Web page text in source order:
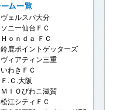
ヴェルスパ大分
ソニー仙台ＦＣ
Ｈｏｎｄａ ＦＣ
鈴鹿ポイントゲッターズ
ヴィアティン三重
いわきＦＣ
Ｆ.Ｃ.大阪
ＭＩＯびわこ滋賀
松江シティＦＣ